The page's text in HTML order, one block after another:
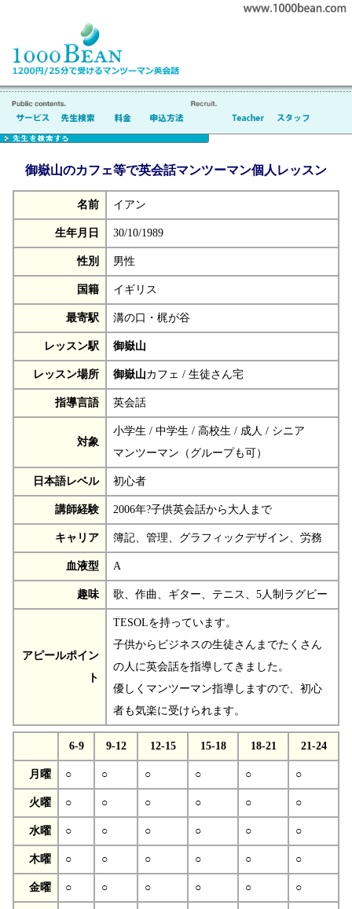
御嶽山のカフェ等で英会話マンツーマン個人レッスン
名前 イアン
生年月日 30/10/1989
性別 男性
国籍 イギリス
最寄駅 溝の口・梶が谷
レッスン駅 御嶽山
レッスン場所 御嶽山カフェ / 生徒さん宅
指導言語 英会話
対象
小学生 / 中学生 / 高校生 / 成人 / シニア
マンツーマン（グループも可）
日本語レベル 初心者
講師経験 2006年?子供英会話から大人まで
キャリア 簿記、管理、グラフィックデザイン、労務
血液型 A
趣味 歌、作曲、ギター、テニス、5人制ラグビー
アピールポイン
ト
TESOLを持っています。
子供からビジネスの生徒さんまでたくさん
の人に英会話を指導してきました。
優しくマンツーマン指導しますので、初心
者も気楽に受けられます。
6-9 9-12 12-15 15-18 18-21 21-24
月曜 ○ ○ ○ ○ ○ ○
火曜 ○ ○ ○ ○ ○ ○
水曜 ○ ○ ○ ○ ○ ○
木曜 ○ ○ ○ ○ ○ ○
金曜 ○ ○ ○ ○ ○ ○